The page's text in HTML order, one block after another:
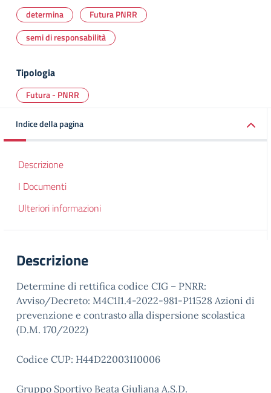
determina
Futura PNRR
semi di responsabilità
Tipologia
Futura - PNRR
Indice della pagina
Descrizione
I Documenti
Ulteriori informazioni
Descrizione
Determine di rettifica codice CIG – PNRR:
Avviso/Decreto: M4C1I1.4-2022-981-P11528 Azioni di
prevenzione e contrasto alla dispersione scolastica
(D.M. 170/2022)
Codice CUP: H44D22003110006
Gruppo Sportivo Beata Giuliana A.S.D.